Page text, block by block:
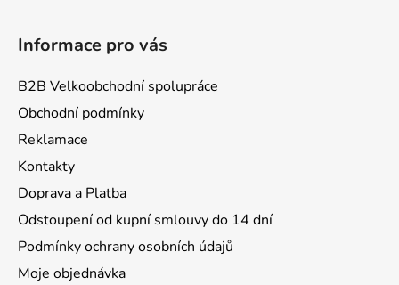
Informace pro vás
B2B Velkoobchodní spolupráce
Obchodní podmínky
Reklamace
Kontakty
Doprava a Platba
Odstoupení od kupní smlouvy do 14 dní
Podmínky ochrany osobních údajů
Moje objednávka